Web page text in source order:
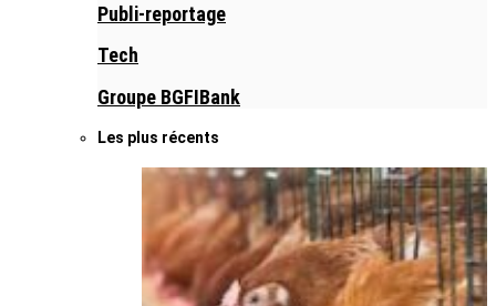
Publi-reportage
Tech
Groupe BGFIBank
Les plus récents